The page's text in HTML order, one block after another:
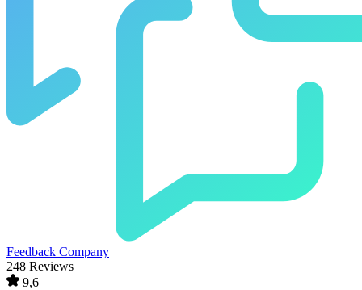
Feedback Company
248 Reviews
9,6